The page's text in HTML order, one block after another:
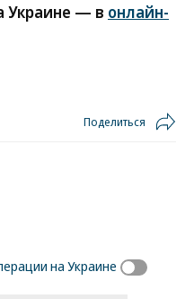
Украине — в онлайн-
Поделиться
на Украине